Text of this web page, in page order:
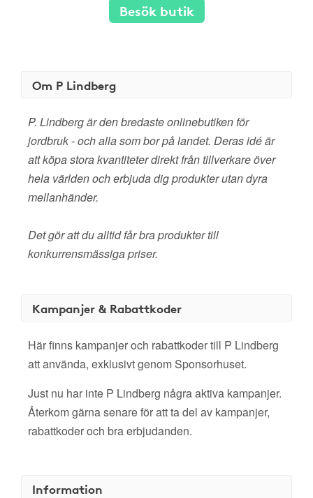
Besök butik
Om P Lindberg
P. Lindberg är den bredaste onlinebutiken för
jordbruk - och alla som bor på landet. Deras idé är
att köpa stora kvantiteter direkt från tillverkare över
hela världen och erbjuda dig produkter utan dyra
mellanhänder.
Det gör att du alltid får bra produkter till
konkurrensmässiga priser.
Kampanjer & Rabattkoder
Här finns kampanjer och rabattkoder till P Lindberg
att använda, exklusivt genom Sponsorhuset.
Just nu har inte P Lindberg några aktiva kampanjer.
Återkom gärna senare för att ta del av kampanjer,
rabattkoder och bra erbjudanden.
Information